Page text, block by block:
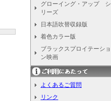
グローイング・アップ シ
リーズ
日本語吹替収録版
着色カラー版
ブラックスプロイテーショ
ン映画
よくあるご質問
リンク